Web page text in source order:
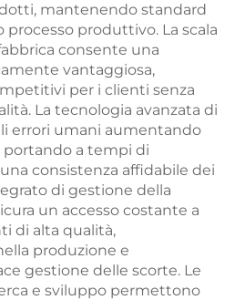
mantenendo standard
produttivo. La scala
consente una
vantaggiosa,
per i clienti senza
La tecnologia avanzata di
errori umani aumentando
a tempi di
consistenza affidabile dei
di gestione della
un accesso costante a
di alta qualità,
produzione e
gestione delle scorte. Le
e sviluppo permettono